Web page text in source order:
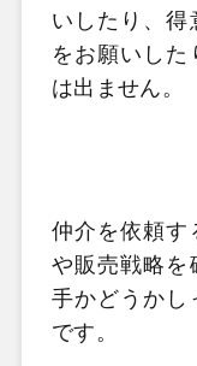
いしたり、得
をお願いし
は出ません。
仲介を依頼す
や販売戦略を
手かどうかし
です。